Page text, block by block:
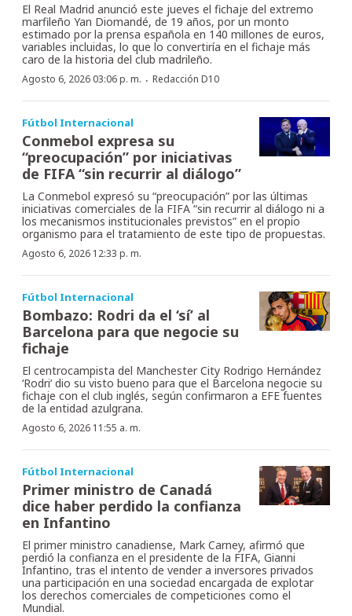
El Real Madrid anunció este jueves el fichaje del extremo
marfileño Yan Diomandé, de 19 años, por un monto
estimado por la prensa española en 140 millones de euros,
variables incluidas, lo que lo convertiría en el fichaje más
caro de la historia del club madrileño.
Agosto 6, 2026 03:06 p. m. · Redacción D10
Fútbol Internacional
Conmebol expresa su
“preocupación” por iniciativas
de FIFA “sin recurrir al diálogo”
La Conmebol expresó su “preocupación” por las últimas
iniciativas comerciales de la FIFA “sin recurrir al diálogo ni a
los mecanismos institucionales previstos” en el propio
organismo para el tratamiento de este tipo de propuestas.
Agosto 6, 2026 12:33 p. m.
Fútbol Internacional
Bombazo: Rodri da el ‘sí’ al
Barcelona para que negocie su
fichaje
El centrocampista del Manchester City Rodrigo Hernández
‘Rodri’ dio su visto bueno para que el Barcelona negocie su
fichaje con el club inglés, según confirmaron a EFE fuentes
de la entidad azulgrana.
Agosto 6, 2026 11:55 a. m.
Fútbol Internacional
Primer ministro de Canadá
dice haber perdido la confianza
en Infantino
El primer ministro canadiense, Mark Carney, afirmó que
perdió la confianza en el presidente de la FIFA, Gianni
Infantino, tras el intento de vender a inversores privados
una participación en una sociedad encargada de explotar
los derechos comerciales de competiciones como el
Mundial.